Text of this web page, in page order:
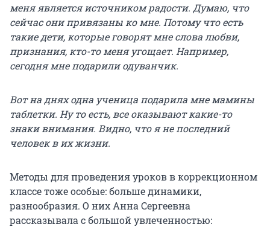
меня является источником радости. Думаю, что
сейчас они привязаны ко мне. Потому что есть
такие дети, которые говорят мне слова любви,
признания, кто-то меня угощает. Например,
сегодня мне подарили одуванчик.
Вот на днях одна ученица подарила мне мамины
таблетки. Ну то есть, все оказывают какие-то
знаки внимания. Видно, что я не последний
человек в их жизни.
Методы для проведения уроков в коррекционном
классе тоже особые: больше динамики,
разнообразия. О них Анна Сергеевна
рассказывала с большой увлеченностью: